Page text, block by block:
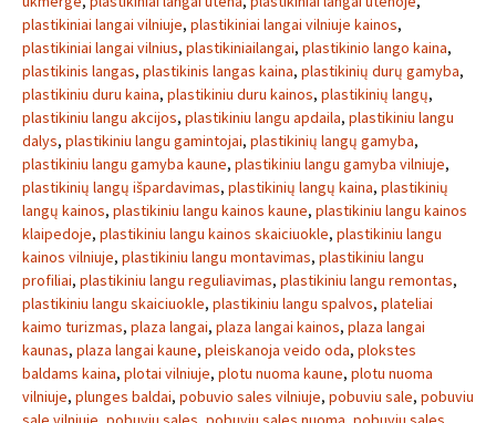
plastikiniai langai vilniuje, plastikiniai langai vilniuje kainos,
plastikiniai langai vilnius, plastikiniailangai, plastikinio lango kaina,
plastikinis langas, plastikinis langas kaina, plastikinių durų gamyba,
plastikiniu duru kaina, plastikiniu duru kainos, plastikinių langų,
plastikiniu langu akcijos, plastikiniu langu apdaila, plastikiniu langu
dalys, plastikiniu langu gamintojai, plastikinių langų gamyba,
plastikiniu langu gamyba kaune, plastikiniu langu gamyba vilniuje,
plastikinių langų išpardavimas, plastikinių langų kaina, plastikinių
langų kainos, plastikiniu langu kainos kaune, plastikiniu langu kainos
klaipedoje, plastikiniu langu kainos skaiciuokle, plastikiniu langu
kainos vilniuje, plastikiniu langu montavimas, plastikiniu langu
profiliai, plastikiniu langu reguliavimas, plastikiniu langu remontas,
plastikiniu langu skaiciuokle, plastikiniu langu spalvos, plateliai
kaimo turizmas, plaza langai, plaza langai kainos, plaza langai
kaunas, plaza langai kaune, pleiskanoja veido oda, plokstes
baldams kaina, plotai vilniuje, plotu nuoma kaune, plotu nuoma
vilniuje, plunges baldai, pobuvio sales vilniuje, pobuviu sale, pobuviu